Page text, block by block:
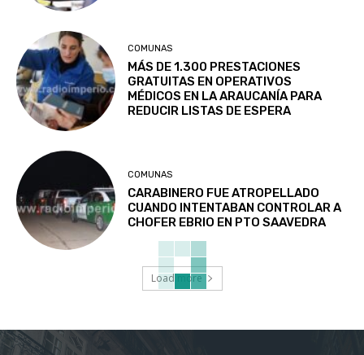
COMUNAS
MÁS DE 1.300 PRESTACIONES
GRATUITAS EN OPERATIVOS
MÉDICOS EN LA ARAUCANÍA PARA
REDUCIR LISTAS DE ESPERA
COMUNAS
CARABINERO FUE ATROPELLADO
CUANDO INTENTABAN CONTROLAR A
CHOFER EBRIO EN PTO SAAVEDRA
Load more